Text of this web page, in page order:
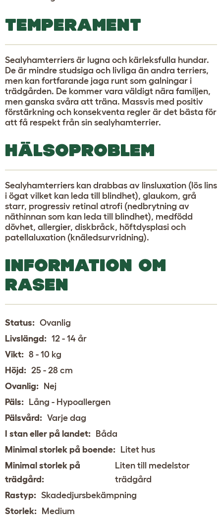
TEMPERAMENT
Sealyhamterriers är lugna och kärleksfulla hundar.
De är mindre studsiga och livliga än andra terriers,
men kan fortfarande jaga runt som galningar i
trädgården. De kommer vara väldigt nära familjen,
men ganska svåra att träna. Massvis med positiv
förstärkning och konsekventa regler är det bästa för
att få respekt från sin sealyhamterrier.
HÄLSOPROBLEM
Sealyhamterriers kan drabbas av linsluxation (lös lins
i ögat vilket kan leda till blindhet), glaukom, grå
starr, progressiv retinal atrofi (nedbrytning av
näthinnan som kan leda till blindhet), medfödd
dövhet, allergier, diskbråck, höftdysplasi och
patellaluxation (knäledsurvridning).
INFORMATION OM
RASEN
Status: Ovanlig
Livslängd: 12 - 14 år
Vikt: 8 - 10 kg
Höjd: 25 - 28 cm
Ovanlig: Nej
Päls: Lång - Hypoallergen
Pälsvård: Varje dag
I stan eller på landet: Båda
Minimal storlek på boende: Litet hus
Minimal storlek på
trädgård:
Liten till medelstor
trädgård
Rastyp: Skadedjursbekämpning
Storlek: Medium